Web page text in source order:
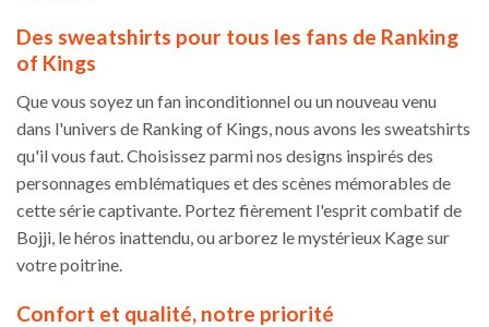
sur
du
produit
Des sweatshirts pour tous les fans de Ranking
of Kings
Que vous soyez un fan inconditionnel ou un nouveau venu
dans l'univers de Ranking of Kings, nous avons les sweatshirts
qu'il vous faut. Choisissez parmi nos designs inspirés des
personnages emblématiques et des scènes mémorables de
cette série captivante. Portez fièrement l'esprit combatif de
Bojji, le héros inattendu, ou arborez le mystérieux Kage sur
votre poitrine.
Confort et qualité, notre priorité